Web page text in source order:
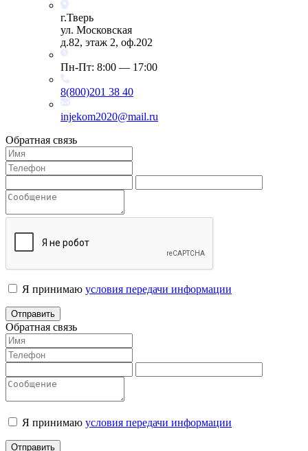
г.Тверь
ул. Московская
д.82, этаж 2, оф.202
Пн-Пт: 8:00 — 17:00
8(800)201 38 40
injekom2020@mail.ru
Обратная связь
Я принимаю условия передачи информации
Отправить
Обратная связь
Я принимаю условия передачи информации
Отправить